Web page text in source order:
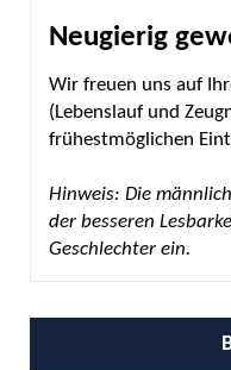
Neugierig
Wir freuen uns auf
(Lebenslauf und
frühestmöglichen
Hinweis: Die
der besseren
Geschlechter ein.